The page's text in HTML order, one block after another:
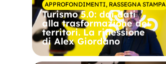
APPROFONDIMENTI, RASSEGNA STAMPA
Turismo 5.0: dai dati
alla trasformazione dei
territori. La riflessione
di Alex Giordano